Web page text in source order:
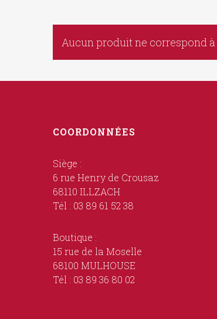
Aucun produit ne correspond
COORDONNÉES
Siège :
6 rue Henry de Crousaz
68110 ILLZACH
Tél : 03 89 61 52 38
Boutique :
15 rue de la Moselle
68100 MULHOUSE
Tél : 03 89 36 80 02